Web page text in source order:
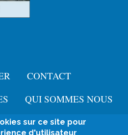
CONTACT
QUI SOMMES NOUS
User
sur ce site pour
d'utilisateur